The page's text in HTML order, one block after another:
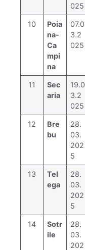
025
10
Poia
na-
Ca
mpi
na
07.0
3.2
025
11
Sec
aria
19.0
3.2
025
12
Bre
bu
28.
03.
202
5
13
Tel
ega
28.
03.
202
5
14
Sotr
ile
28.
03.
202